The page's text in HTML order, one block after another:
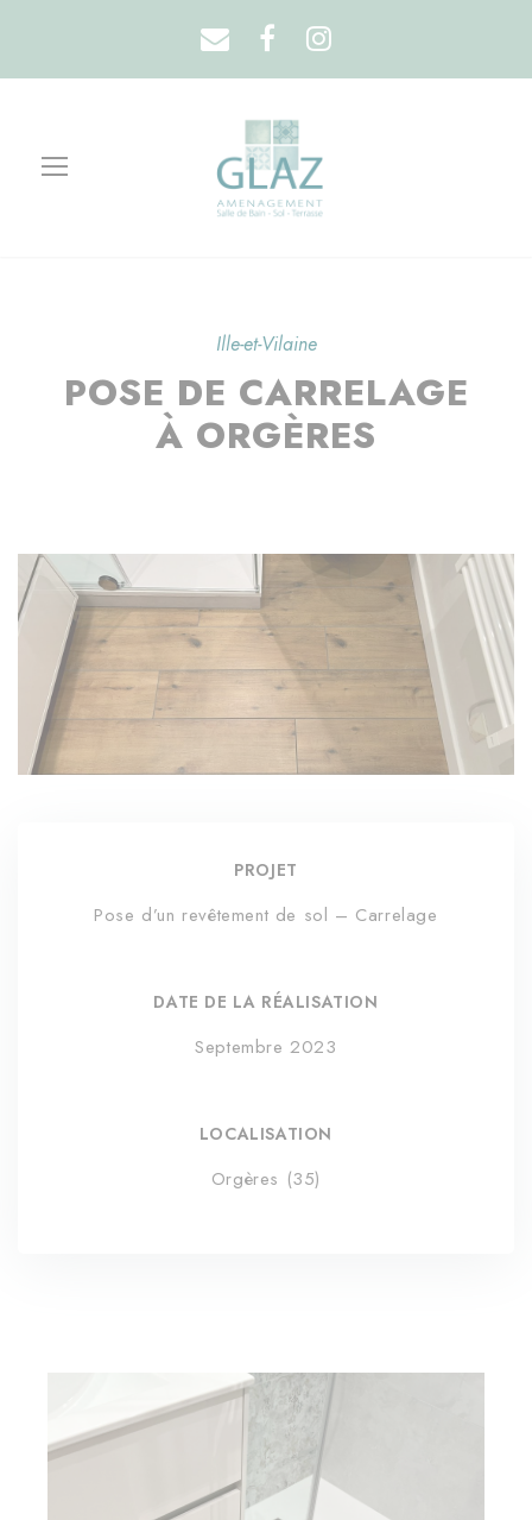
Ille-et-Vilaine
POSE DE CARRELAGE
À ORGÈRES
PROJET
Pose d’un revêtement de sol – Carrelage
DATE DE LA RÉALISATION
Septembre 2023
LOCALISATION
Orgères (35)